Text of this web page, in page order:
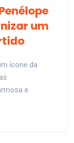
um
ícone da
e